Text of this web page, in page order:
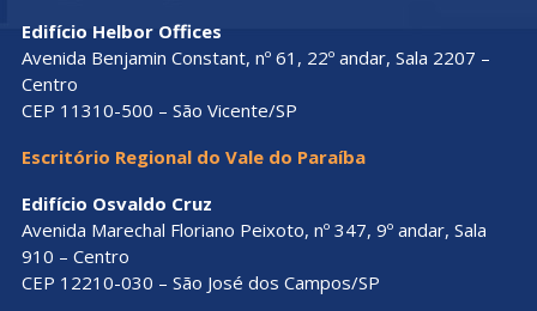
Edifício Helbor Offices
Avenida Benjamin Constant, nº 61, 22º andar, Sala 2207 –
Centro
CEP 11310-500 – São Vicente/SP
Escritório Regional do Vale do Paraíba
Edifício Osvaldo Cruz
Avenida Marechal Floriano Peixoto, nº 347, 9º andar, Sala
910 – Centro
CEP 12210-030 – São José dos Campos/SP